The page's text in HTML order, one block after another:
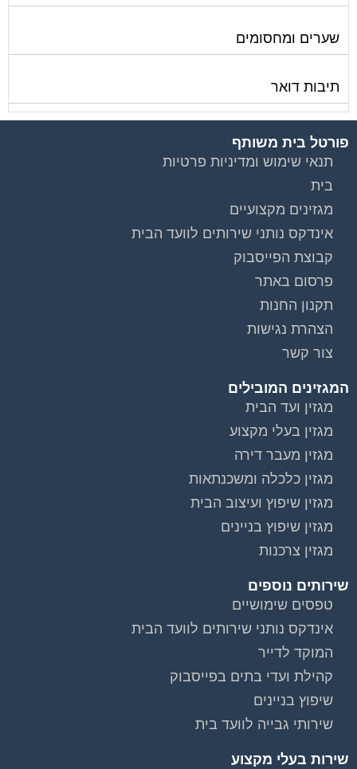
שערים ומחסומים
תיבות דואר
פורטל בית משותף
תנאי שימוש ומדיניות פרטיות
בית
מגזינים מקצועיים
אינדקס נותני שירותים לוועד הבית
קבוצת הפייסבוק
פרסום באתר
תקנון החנות
הצהרת נגישות
צור קשר
המגזינים המובילים
מגזין ועד הבית
מגזין בעלי מקצוע
מגזין מעבר דירה
מגזין כלכלה ומשכנתאות
מגזין שיפוץ ועיצוב הבית
מגזין שיפוץ בניינים
מגזין צרכנות
שירותים נוספים
טפסים שימושיים
אינדקס נותני שירותים לוועד הבית
המוקד לדייר
קהילת ועדי בתים בפייסבוק
שיפוץ בניינים
שירותי גבייה לוועד בית
שירות בעלי מקצוע